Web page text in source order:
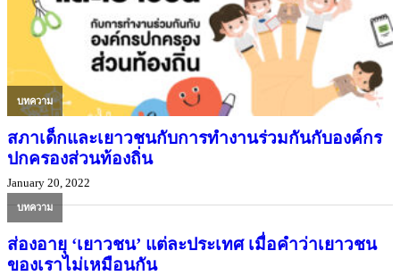
บทความ
สภาเด็กและเยาวชนกับการทำงานร่วมกันกับองค์กร
ปกครองส่วนท้องถิ่น
January 20, 2022
บทความ
ส่องอายุ ‘เยาวชน’ แต่ละประเทศ เมื่อคำว่าเยาวชน
ของเราไม่เหมือนกัน